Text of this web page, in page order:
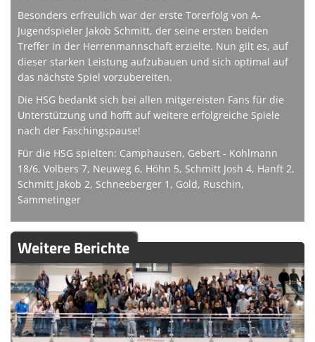
Besonders erfreulich war der erste Torerfolg von A-
Jugendspieler Jakob Schmitt, der seine ersten beiden
Treffer in der Herrenmannschaft erzielte. Nun gilt es, auf
dieser starken Leistung aufzubauen und sich optimal auf
das nächste Spiel vorzubereiten.
Die HSG bedankt sich bei allen mitgereisten Fans für die
Unterstützung und hofft auf weitere erfolgreiche Spiele
nach der Faschingspause!
Für die HSG spielten: Camphausen, Gebert - Kohlmann
18/6, Volbers 7, Neuweg 6, Höhn 5, Schmitt Josh 4, Hanft 2,
Schmitt Jakob 2, Schneeberger 1, Gold, Ruschin,
Sammetinger
Weitere Berichte